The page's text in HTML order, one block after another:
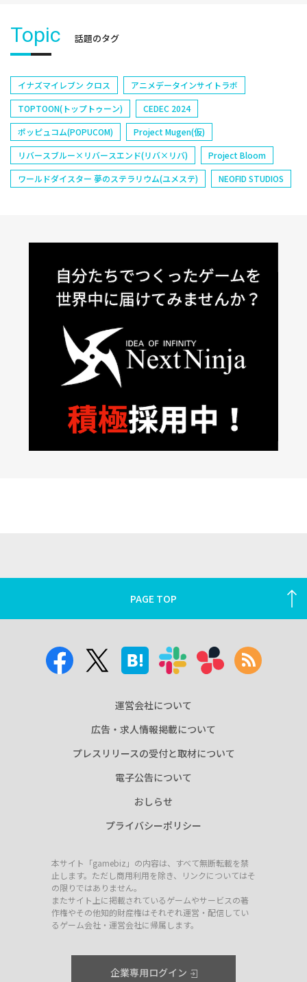
Topic 話題のタグ
イナズマイレブン クロス
アニメデータインサイトラボ
TOPTOON(トップトゥーン)
CEDEC 2024
ポッピュコム(POPUCOM)
Project Mugen(仮)
リバースブルー×リバースエンド(リバ×リバ)
Project Bloom
ワールドダイスター 夢のステラリウム(ユメステ)
NEOFID STUDIOS
PAGE TOP
運営会社について
広告・求人情報掲載について
プレスリリースの受付と取材について
電子公告について
おしらせ
プライバシーポリシー
本サイト「gamebiz」の内容は、すべて無断転載を禁
止します。ただし商用利用を除き、リンクについてはそ
の限りではありません。
またサイト上に掲載されているゲームやサービスの著
作権やその他知的財産権はそれぞれ運営・配信してい
るゲーム会社・運営会社に帰属します。
企業専用ログイン